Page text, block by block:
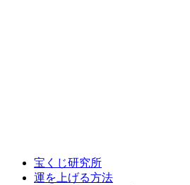
宝くじ研究所
運を上げる方法